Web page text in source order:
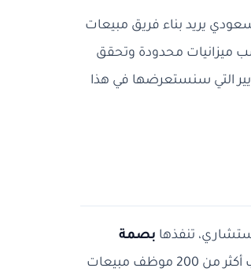
يريد بناء فريق مبيعات
ميزانيات محدودة وتحقق
التي سنستعرضها في هذا
تنفذها بصمة
عبر جلسات تدريبية مكثفة تحت إشراف مباشر من المستشار هشام المنصور، الذي درّب أكثر من 200 موظف مبيعات